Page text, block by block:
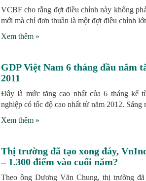
VCBF cho rằng đợt điều chỉnh này không
mới mà chỉ đơn thuần là một đợt điều chỉnh
Xem thêm »
GDP Việt Nam 6 tháng đầu năm
2011
Đây là mức tăng cao nhất của 6 tháng kể
nghiệp có tốc độ cao nhất từ năm 2012.
Xem thêm »
Thị trường đã tạo xong đáy,
– 1.300 điểm vào cuối năm?
Theo ông Dương Văn Chung, thị trường